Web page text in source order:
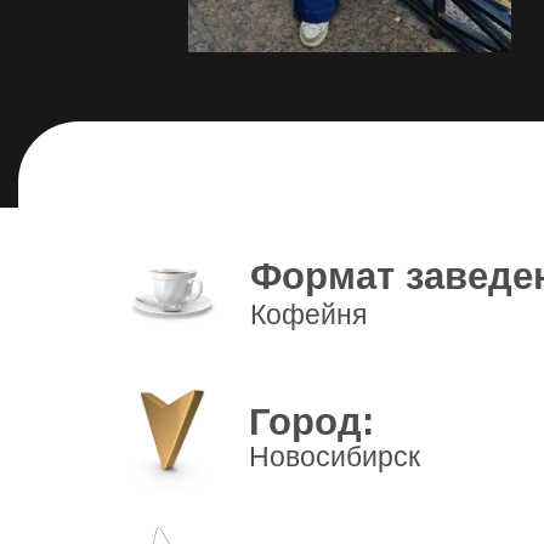
Формат
Кофейня
Город:
Новосибирск